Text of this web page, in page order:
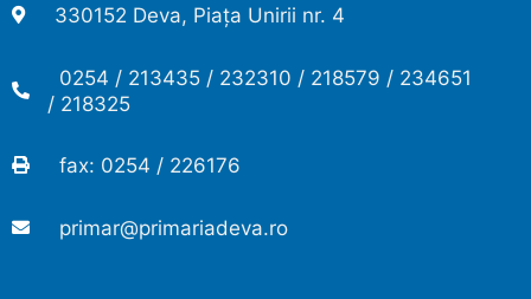
330152 Deva, Piața Unirii nr. 4
0254 / 213435 / 232310 / 218579 / 234651
/ 218325
fax: 0254 / 226176
primar@primariadeva.ro